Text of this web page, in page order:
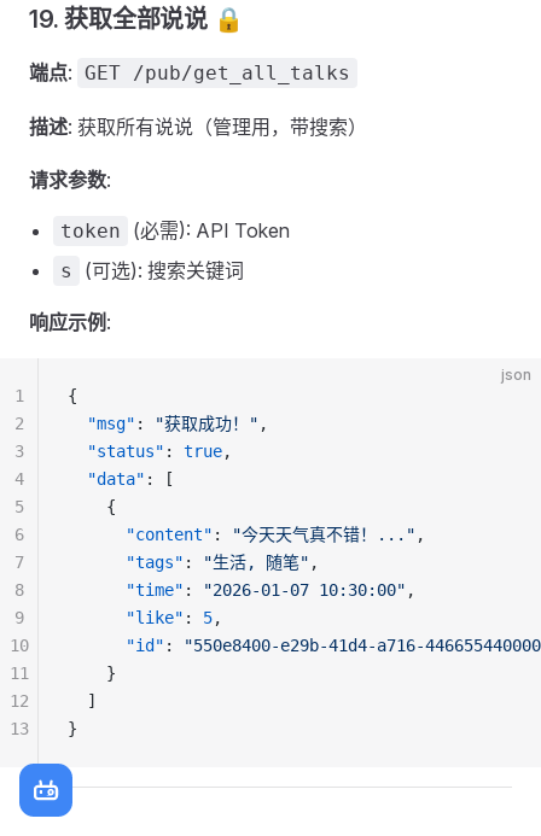
19. 获取全部说说 🔒
端点: GET /pub/get_all_talks
描述: 获取所有说说（管理用，带搜索）
请求参数:
token (必需): API Token
s (可选): 搜索关键词
响应示例 :
json
{
  "msg"
: "获取成功！" ,
  "status"
: true,
  "data"
: [
    {
      "content"
: "今天天气真不错！..." ,
      "tags"
: "生活, 随笔" ,
      "time"
: "2026-01-07 10:30:00" ,
      "like"
: 5,
      "id"
:
"550e8400-e29b-41d4-a716-
    }
  ]
}
1
2
3
4
5
6
7
8
9
10
11
12
13